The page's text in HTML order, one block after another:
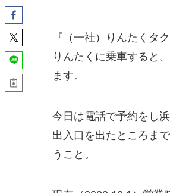
『（一社）りんたくタ
りんたくに乗車すると
ます。
今日は電話で予約をし
出入口を出たところま
うこと。